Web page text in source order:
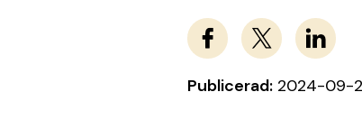
Publicerad: 2024-09-